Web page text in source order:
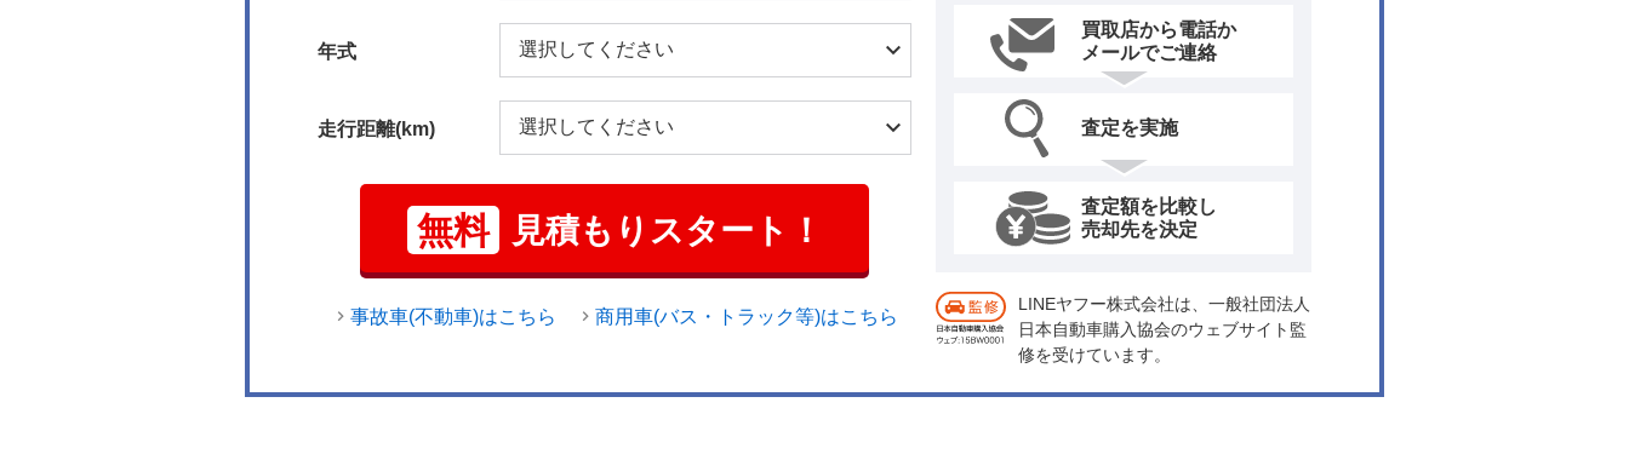
年式
走行距離(km)
無料 見積もりスタート！
事故車(不動車)はこちら 商用車(バス・トラック等)はこちら
買取店から電話か
メールでご連絡
査定を実施
査定額を比較し
売却先を決定
LINEヤフー株式会社は、一般社団法人
日本自動車購入協会のウェブサイト監
修を受けています。